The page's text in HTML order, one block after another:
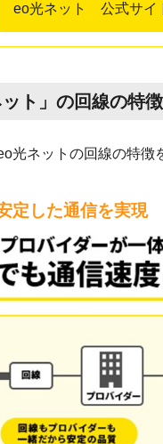
eo光ネット 公式サイ
ット」の回線の特徴
光ネットの回線の特徴
定した通信を実現